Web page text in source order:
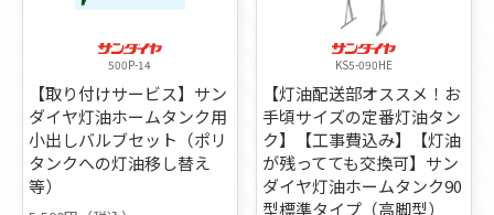
500P-14
【取り付けサービス】サン
ダイヤ灯油ホームタンク用
小出しバルブセット（ポリ
タンクへの灯油移し替え
等）
KS5-090HE
【灯油配送部オススメ！お
手頃サイズの定番灯油タン
ク】【工事費込み】【灯油
が残ってても交換可】サン
ダイヤ灯油ホームタンク90
型標準タイプ（高脚型）